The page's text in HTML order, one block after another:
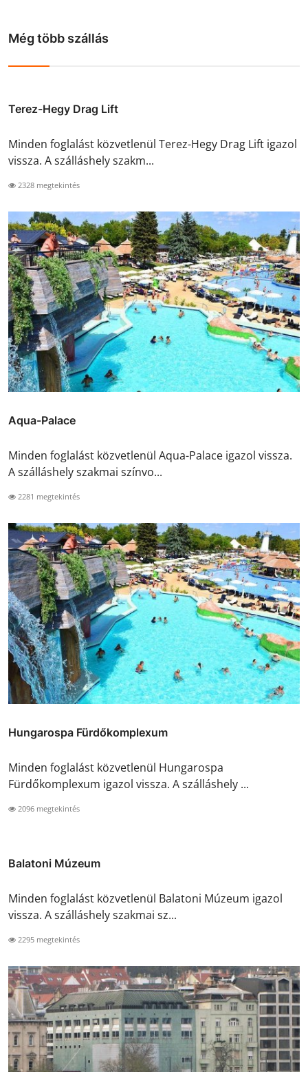
Még több szállás
Terez-Hegy Drag Lift
Minden foglalást közvetlenül Terez-Hegy Drag Lift igazol
vissza. A szálláshely szakm...
2328 megtekintés
Aqua-Palace
Minden foglalást közvetlenül Aqua-Palace igazol vissza.
A szálláshely szakmai színvo...
2281 megtekintés
Hungarospa Fürdőkomplexum
Minden foglalást közvetlenül Hungarospa
Fürdőkomplexum igazol vissza. A szálláshely ...
2096 megtekintés
Balatoni Múzeum
Minden foglalást közvetlenül Balatoni Múzeum igazol
vissza. A szálláshely szakmai sz...
2295 megtekintés